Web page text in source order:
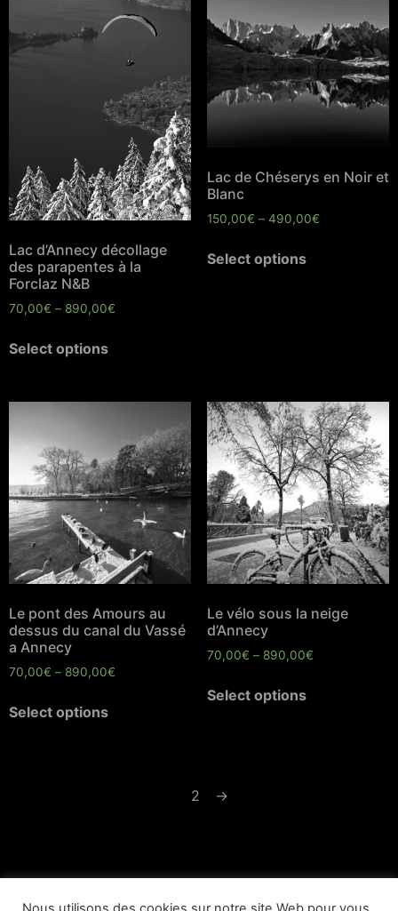
Lac d’Annecy décollage
des parapentes à la
Forclaz N&B
70,00€ – 890,00€
Select options
Lac de Chéserys en Noir et
Blanc
150,00€ – 490,00€
Select options
Le pont des Amours au
dessus du canal du Vassé
a Annecy
70,00€ – 890,00€
Select options
Le vélo sous la neige
d’Annecy
70,00€ – 890,00€
Select options
2 →